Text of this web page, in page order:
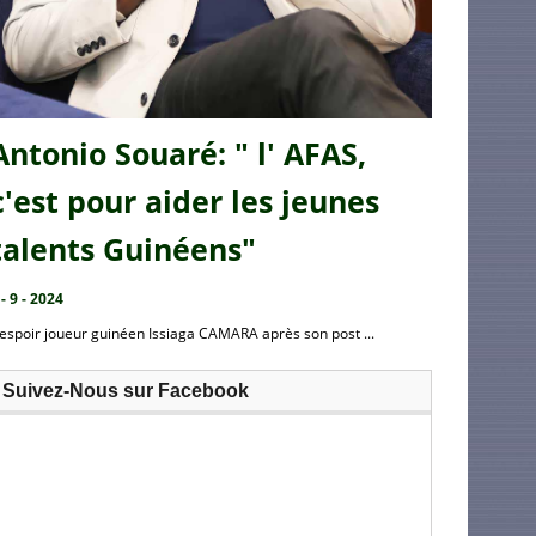
Souaré: " l' AFAS,
pour aider les jeunes
Guinéens"
9 - 2024
joueur guinéen Issiaga CAMARA après son post ...
Suivez-Nous sur Facebook